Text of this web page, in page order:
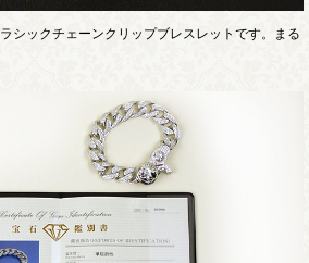
シックチェーンクリップブレスレットです。まる